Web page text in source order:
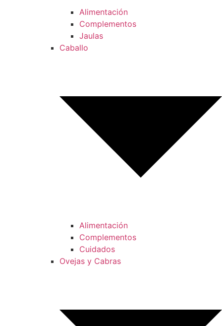
Alimentación
Complementos
Jaulas
Caballo
Alimentación
Complementos
Cuidados
Ovejas y Cabras